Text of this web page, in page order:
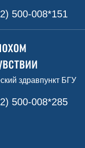
500-008*151
здравпункт БГУ
500-008*285